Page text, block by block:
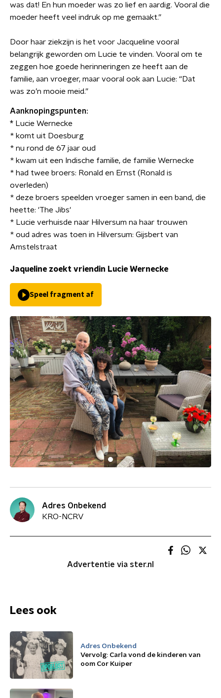
was dat! En hun moeder was zo lief en aardig. Vooral die
moeder heeft veel indruk op me gemaakt.”
Door haar ziekzijn is het voor Jacqueline vooral
belangrijk geworden om Lucie te vinden. Vooral om te
zeggen hoe goede herinneringen ze heeft aan de
familie, aan vroeger, maar vooral ook aan Lucie: “Dat
was zo’n mooie meid.”
Aanknopingspunten:
* Lucie Wernecke
* komt uit Doesburg
* nu rond de 67 jaar oud
* kwam uit een Indische familie, de familie Wernecke
* had twee broers: Ronald en Ernst (Ronald is
overleden)
* deze broers speelden vroeger samen in een band, die
heette: 'The Jibs'
* Lucie verhuisde naar Hilversum na haar trouwen
* oud adres was toen in Hilversum: Gijsbert van
Amstelstraat
Jaqueline zoekt vriendin Lucie Wernecke
Speel fragment af
Adres Onbekend
KRO-NCRV
Advertentie via ster.nl
Lees ook
Adres Onbekend
Vervolg: Carla vond de kinderen van
oom Cor Kuiper